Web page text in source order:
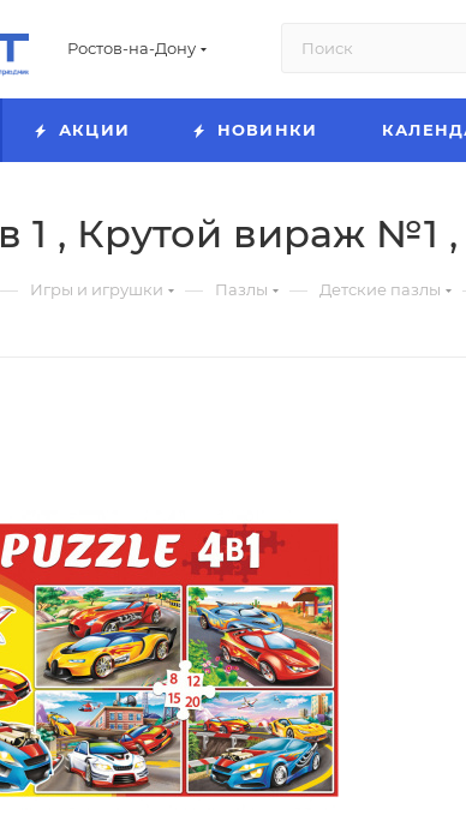
Ростов-на-Дону
АКЦИИ НОВИНКИ
1 , Крутой вираж №1 ,
— Игры и игрушки — Пазлы — Детские пазлы